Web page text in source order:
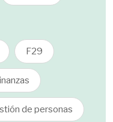
F29
de personas